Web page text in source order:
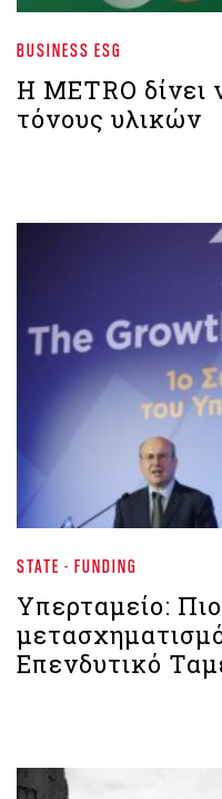
BUSINESS ESG
Η METRO δίνει
τόνους υλικών
STATE - FUNDING
Υπερταμείο:
Επενδυτικό